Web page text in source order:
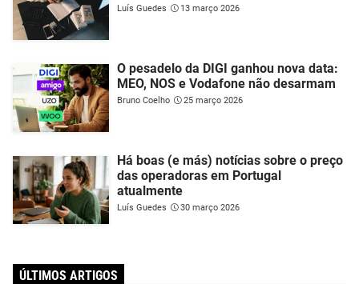
Luís Guedes 13 março 2026
O pesadelo da DIGI ganhou nova data:
MEO, NOS e Vodafone não desarmam
Bruno Coelho 25 março 2026
Há boas (e más) notícias sobre o preço
das operadoras em Portugal
atualmente
Luís Guedes 30 março 2026
ÚLTIMOS ARTIGOS